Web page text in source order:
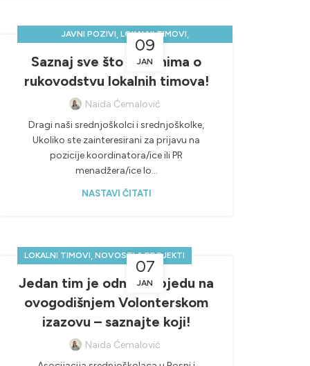
09
JAN
JAVNI POZIVI, LOKALNI TIMOVI,
NOVOSTI & PROJEKTI
Saznaj sve što te zanima o
rukovodstvu lokalnih timova!
Naida Ćemalović
Dragi naši srednjoškolci i srednjoškolke,
Ukoliko ste zainteresirani za prijavu na
pozicije koordinatora/ice ili PR
menadžera/ice lo...
NASTAVI ČITATI
07
JAN
LOKALNI TIMOVI, NOVOSTI & PROJEKTI
Jedan tim je odnio pobjedu na
ovogodišnjem Volonterskom
izazovu – saznajte koji!
Naida Ćemalović